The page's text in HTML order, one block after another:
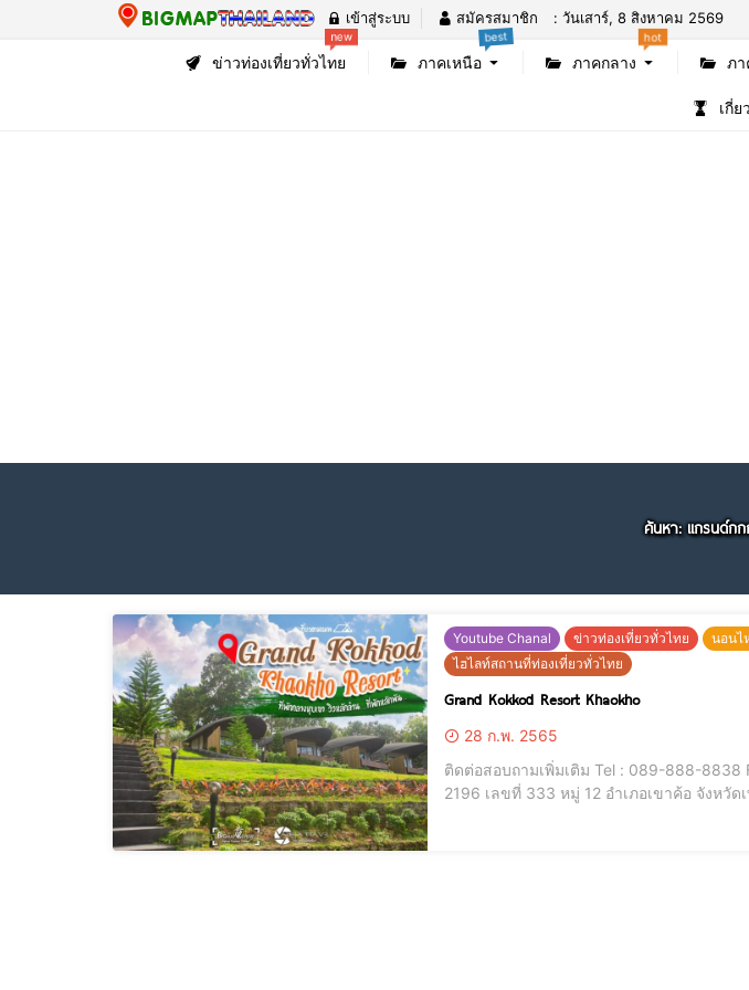
เข้าสู่ระบบ สมัครสมาชิก : วันเสาร์, 8 สิงหาคม 2569
ข่าวท่องเที่ยวทั่วไทย
new
ภาคเหนือ
best
ภาคกลาง
hot
ภา
เกี่ย
ค้นหา: แกรนด์กก
Youtube Chanal ข่าวท่องเที่ยวทั่วไทย นอนไ
ไฮไลท์สถานที่ท่องเที่ยวทั่วไทย
Grand Kokkod Resort Khaokho
28 ก.พ. 2565
ติดต่อสอบถามเพิ่มเติม Tel : 089-888-8838 Face Book Grand Kokkod Resort Map : https://goo.gl/
2196 เลขที่ 333 หมู่ 12 อำเภอเขาค้อ จังหวัดเพชรบูรณ์